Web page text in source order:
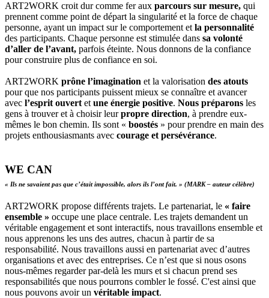
ART2WORK croit dur comme fer aux parcours sur mesure, qui
prennent comme point de départ la singularité et la force de chaque
personne, ayant un impact sur le comportement et la personnalité
des participants. Chaque personne est stimulée dans sa volonté
d’aller de l’avant, parfois éteinte. Nous donnons de la confiance
pour construire plus de confiance en soi.
ART2WORK prône l’imagination et la valorisation des atouts
pour que nos participants puissent mieux se connaître et avancer
avec l’esprit ouvert et une énergie positive. Nous préparons les
gens à trouver et à choisir leurpropre direction, à prendre eux-
mêmes le bon chemin. Ils sont « boostés » pour prendre en main des
projets enthousiasmants avec courage et persévérance.
WE CAN
« Ils ne savaient pas que c’était impossible, alors ils l’ont fait. » (MARK – auteur célèbre)
ART2WORK propose différents trajets. Le partenariat, le « faire
ensemble » occupe une place centrale. Les trajets demandent un
véritable engagement et sont interactifs, nous travaillons ensemble et
nous apprenons les uns des autres, chacun à partir de sa
responsabilité. Nous travaillons aussi en partenariat avec d’autres
organisations et avec des entreprises. Ce n’est que si nous osons
nous-mêmes regarder par-delà les murs et si chacun prend ses
responsabilités que nous pourrons combler le fossé. C'est ainsi que
nous pouvons avoir un véritable impact.